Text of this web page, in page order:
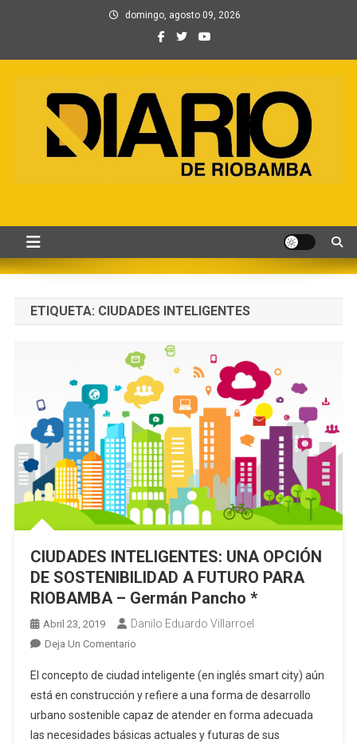
domingo, agosto 09, 2026
y Contenidos digitales
ETIQUETA: CIUDADES INTELIGENTES
CIUDADES INTELIGENTES: UNA OPCIÓN
DE SOSTENIBILIDAD A FUTURO PARA
RIOBAMBA – Germán Pancho *
Abril 23, 2019 Danilo Eduardo Villarroel
Deja Un ComentarioEn
INTELIGENTES:
UNA
OPCIÓN
DE
El concepto de ciudad inteligente (en inglés smart city) aún
está en construcción y refiere a una forma de desarrollo
urbano sostenible capaz de atender en forma adecuada
las necesidades básicas actuales y futuras de sus